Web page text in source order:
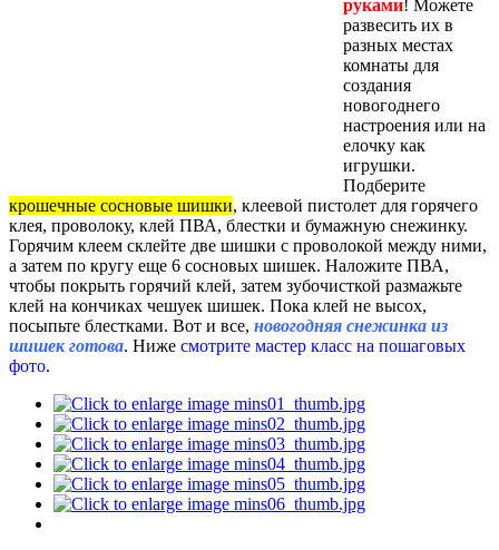
руками! Можете
развесить их в
разных местах
комнаты для
создания
новогоднего
настроения или на
елочку как
игрушки.
Подберите
крошечные сосновые шишки, клеевой пистолет для горячего
клея, проволоку, клей ПВА, блестки и бумажную снежинку.
Горячим клеем склейте две шишки с проволокой между ними,
а затем по кругу еще 6 сосновых шишек. Наложите ПВА,
чтобы покрыть горячий клей, затем зубочисткой размажьте
клей на кончиках чешуек шишек. Пока клей не высох,
посыпьте блестками. Вот и все, новогодняя снежинка из
шишек готова. Ниже смотрите мастер класс на пошаговых
фото.